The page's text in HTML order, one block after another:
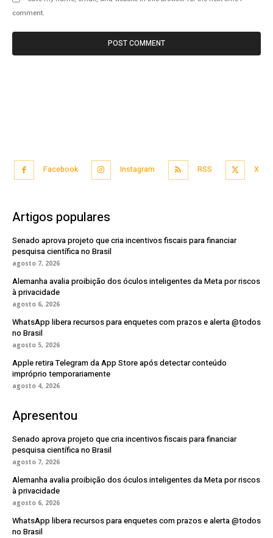
comment.
Facebook Instagram RSS X
Artigos populares
Senado aprova projeto que cria incentivos fiscais para financiar
pesquisa científica no Brasil
agosto 7, 2026
Alemanha avalia proibição dos óculos inteligentes da Meta por riscos
à privacidade
agosto 6, 2026
WhatsApp libera recursos para enquetes com prazos e alerta @todos
no Brasil
agosto 5, 2026
Apple retira Telegram da App Store após detectar conteúdo
impróprio temporariamente
agosto 4, 2026
Apresentou
Senado aprova projeto que cria incentivos fiscais para financiar
pesquisa científica no Brasil
agosto 7, 2026
Alemanha avalia proibição dos óculos inteligentes da Meta por riscos
à privacidade
agosto 6, 2026
WhatsApp libera recursos para enquetes com prazos e alerta @todos
no Brasil